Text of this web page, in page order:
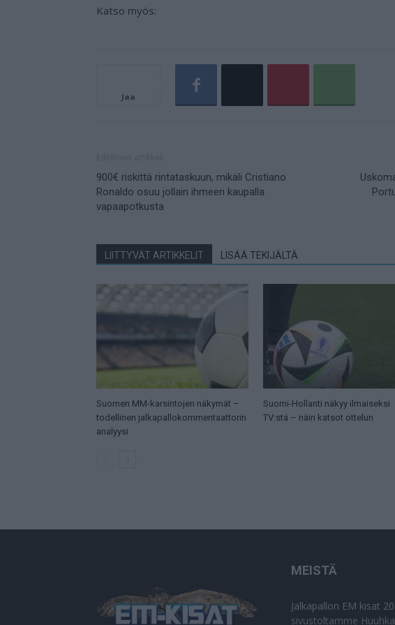
Katso myös:
Jaa
900€ riskittä rintataskuun, mikäli Cristiano
Ronaldo osuu jollain ihmeen kaupalla
vapaapotkusta
LIITTYVÄT ARTIKKELIT LISÄÄ TEKIJÄLTÄ
Suomen MM-karsintojen näkymät –
todellinen jalkapallokommentaattorin
analyysi
Suomi-Hollanti näkyy ilmaiseksi
TV:stä – näin katsot ottelun
MEISTÄ
Jalkapallon EM kisat
sivustoltamme